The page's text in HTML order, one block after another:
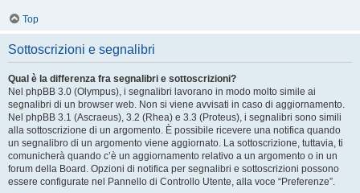
Top
Sottoscrizioni e segnalibri
Qual è la differenza fra segnalibri e sottoscrizioni?
Nel phpBB 3.0 (Olympus), i segnalibri lavorano in modo molto simile ai
segnalibri di un browser web. Non si viene avvisati in caso di aggiornamento.
Nel phpBB 3.1 (Ascraeus), 3.2 (Rhea) e 3.3 (Proteus), i segnalibri sono simili
alla sottoscrizione di un argomento. È possibile ricevere una notifica quando
un segnalibro di un argomento viene aggiornato. La sottoscrizione, tuttavia, ti
comunicherà quando c’è un aggiornamento relativo a un argomento o in un
forum della Board. Opzioni di notifica per segnalibri e sottoscrizioni possono
essere configurate nel Pannello di Controllo Utente, alla voce “Preferenze”.